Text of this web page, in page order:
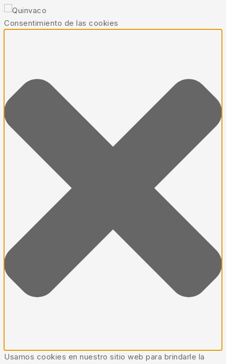
Consentimiento de las cookies
Usamos cookies en nuestro sitio web para brindarle la